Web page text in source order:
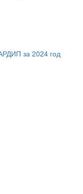
за 2024 год